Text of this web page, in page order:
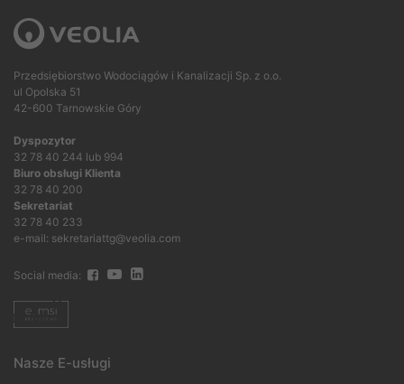
Przedsiębiorstwo Wodociągów i Kanalizacji Sp. z o.o.
ul Opolska 51
42-600 Tarnowskie Góry
Dyspozytor
32 78 40 244 lub 994
Biuro obsługi Klienta
32 78 40 200
Sekretariat
32 78 40 233
e-mail: sekretariattg@veolia.com
Social media:
Nasze E-usługi